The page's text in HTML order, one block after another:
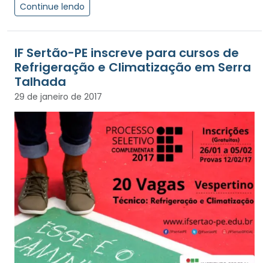
Continue lendo
IF Sertão-PE inscreve para cursos de
Refrigeração e Climatização em Serra
Talhada
29 de janeiro de 2017